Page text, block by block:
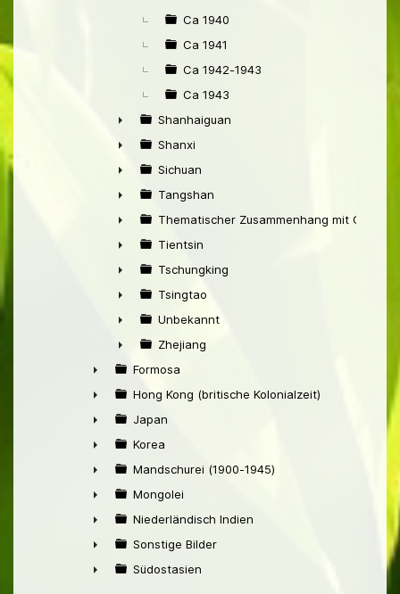
Ca 1940
Ca 1941
Ca 1942-1943
Ca 1943
►
Shanhaiguan
►
Shanxi
►
Sichuan
►
Tangshan
►
Thematischer Zusammenhang mit China
►
Tientsin
►
Tschungking
►
Tsingtao
►
Unbekannt
►
Zhejiang
►
Formosa
►
Hong Kong (britische Kolonialzeit)
►
Japan
►
Korea
►
Mandschurei (1900-1945)
►
Mongolei
►
Niederländisch Indien
►
Sonstige Bilder
Südostasien